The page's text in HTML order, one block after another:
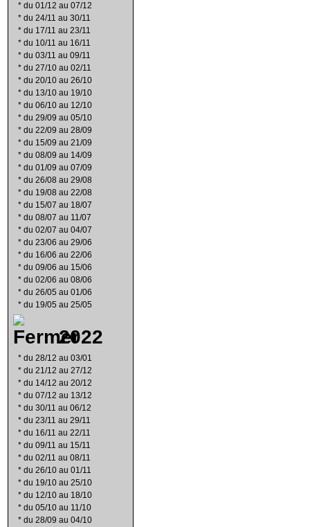
* du 01/12 au 07/12
* du 24/11 au 30/11
* du 17/11 au 23/11
* du 10/11 au 16/11
* du 03/11 au 09/11
* du 27/10 au 02/11
* du 20/10 au 26/10
* du 13/10 au 19/10
* du 06/10 au 12/10
* du 29/09 au 05/10
* du 22/09 au 28/09
* du 15/09 au 21/09
* du 08/09 au 14/09
* du 01/09 au 07/09
* du 26/08 au 29/08
* du 19/08 au 22/08
* du 15/07 au 18/07
* du 08/07 au 11/07
* du 02/07 au 04/07
* du 23/06 au 29/06
* du 16/06 au 22/06
* du 09/06 au 15/06
* du 02/06 au 08/06
* du 26/05 au 01/06
* du 19/05 au 25/05
2022
* du 28/12 au 03/01
* du 21/12 au 27/12
* du 14/12 au 20/12
* du 07/12 au 13/12
* du 30/11 au 06/12
* du 23/11 au 29/11
* du 16/11 au 22/11
* du 09/11 au 15/11
* du 02/11 au 08/11
* du 26/10 au 01/11
* du 19/10 au 25/10
* du 12/10 au 18/10
* du 05/10 au 11/10
* du 28/09 au 04/10